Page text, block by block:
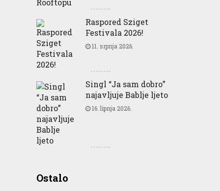
Raspored Sziget
Festivala 2026!
11. srpnja 2026.
Singl “Ja sam dobro”
najavljuje Bablje ljeto
16. lipnja 2026.
OstaloBusiness Good for People